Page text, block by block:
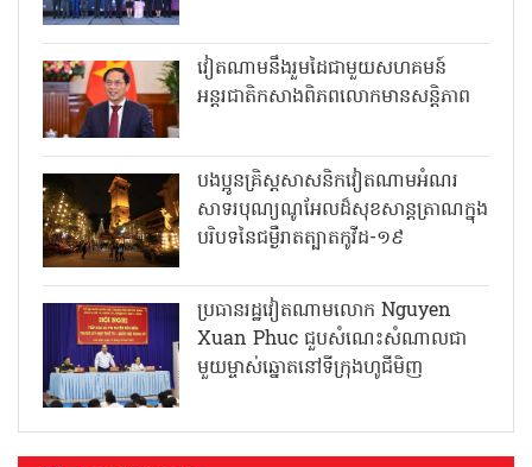
វៀតណាមនឹងរួមដៃជាមួយសហគមន៍
អន្តរជាតិកសាងពិភពលោកមានសន្តិភាព
បងប្អូនគ្រិស្តសាសនិកវៀតណាមអំណរ
សាទរបុណ្យណូអែលដ៏សុខសាន្តត្រាណក្នុង
បរិបទនៃជម្ងឺរាតត្បាតកូវីដ-១៩
ប្រធានរដ្ឋវៀតណាមលោក Nguyen
Xuan Phuc ជួបសំណេះសំណាលជា
មួយម្ចាស់ឆ្នោតនៅទីក្រុងហូជីមិញ